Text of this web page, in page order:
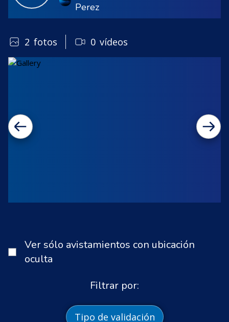
Perez
2 fotos 0 vídeos
Ver sólo avistamientos con ubicación
oculta
Filtrar por:
Tipo de validación